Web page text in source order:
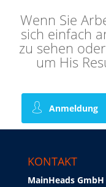
Wenn Sie
sich einfach
zu sehen
um His
Anmeldung
KONTAKT
MainHeads GmbH